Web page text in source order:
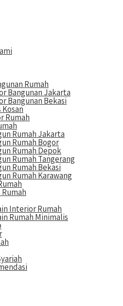
Rumah
Bangunan Jakarta
Bangunan Bekasi
Rumah
Rumah Jakarta
Rumah Bogor
Rumah Depok
Rumah Tangerang
Rumah Bekasi
Rumah Karawang
Interior Rumah
Rumah Minimalis